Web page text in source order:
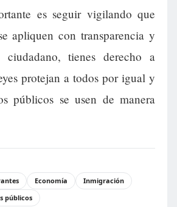
es seguir vigilando que
apliquen con transparencia y
ciudadano, tienes derecho a
protejan a todos por igual y
públicos se usen de manera
Economía
Inmigración
públicos